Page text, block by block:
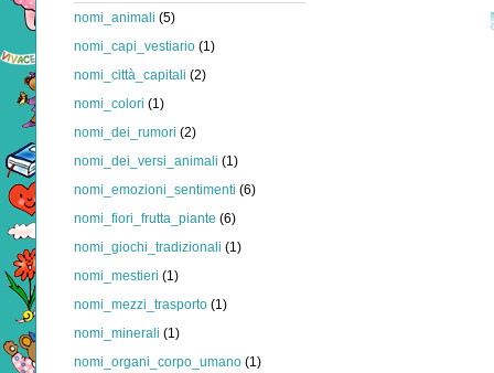
nomi_animali (5)
nomi_capi_vestiario (1)
nomi_città_capitali (2)
nomi_colori (1)
nomi_dei_rumori (2)
nomi_dei_versi_animali (1)
nomi_emozioni_sentimenti (6)
nomi_fiori_frutta_piante (6)
nomi_giochi_tradizionali (1)
nomi_mestieri (1)
nomi_mezzi_trasporto (1)
nomi_minerali (1)
nomi_organi_corpo_umano (1)